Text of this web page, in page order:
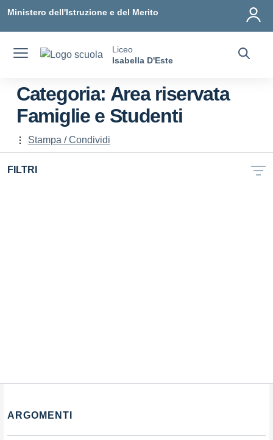
Ministero dell'Istruzione e del Merito
Liceo
Isabella D'Este
Categoria: Area riservata
Famiglie e Studenti
Stampa / Condividi
FILTRI
ARGOMENTI